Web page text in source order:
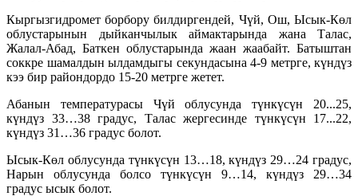
Кыргызгидромет борбору билдиргендей, Чүй, Ош, Ысык-Көл
облустарынын дыйканчылык аймактарында жана Талас,
Жалал-Абад, Баткен облустарында жаан жаабайт. Батыштан
соккре шамалдын ылдамдыгы секундасына 4-9 метрге, күндүз
кээ бир райондордо 15-20 метрге жетет.
Абанын температурасы Чүй облусунда түнкүсүн 20...25,
күндүз 33…38 градус, Талас жергесинде түнкүсүн 17...22,
күндүз 31…36 градус болот.
Ысык-Көл облусунда түнкүсүн 13…18, күндүз 29…24 градус,
Нарын облусунда болсо түнкүсүн 9…14, күндүз 29…34
градус ысык болот.